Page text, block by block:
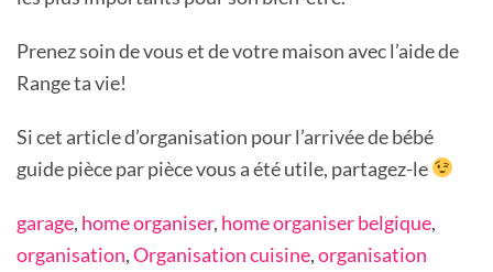
Prenez soin de vous et de votre maison avec l’aide de
Range ta vie!
Si cet article d’organisation pour l’arrivée de bébé
guide pièce par pièce vous a été utile, partagez-le
garage, home organiser, home organiser belgique,
organisation,Organisation cuisine,organisation